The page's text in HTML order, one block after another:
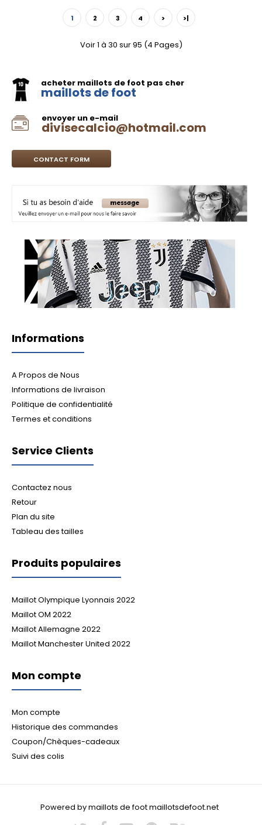
1 2 3 4 > >|
Voir 1 à 30 sur 95 (4 Pages)
acheter maillots de foot pas cher
maillots de foot
envoyer un e-mail
divisecalcio@hotmail.com
CONTACT FORM
Informations
A Propos de Nous
Informations de livraison
Politique de confidentialité
Termes et conditions
Service Clients
Contactez nous
Retour
Plan du site
Tableau des tailles
Produits populaires
Maillot Olympique Lyonnais 2022
Maillot OM 2022
Maillot Allemagne 2022
Maillot Manchester United 2022
Mon compte
Mon compte
Historique des commandes
Coupon/Chèques-cadeaux
Suivi des colis
Powered by maillots de foot maillotsdefoot.net